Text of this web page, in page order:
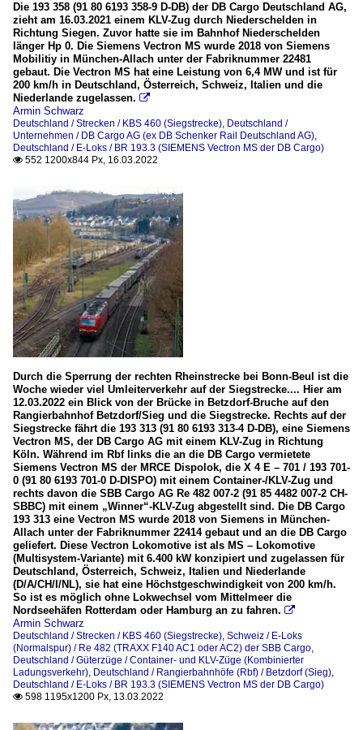
Die 193 358 (91 80 6193 358-9 D-DB) der DB Cargo Deutschland AG,
zieht am 16.03.2021 einem KLV-Zug durch Niederschelden in
Richtung Siegen. Zuvor hatte sie im Bahnhof Niederschelden
länger Hp 0. Die Siemens Vectron MS wurde 2018 von Siemens
Mobilitiy in München-Allach unter der Fabriknummer 22481
gebaut. Die Vectron MS hat eine Leistung von 6,4 MW und ist für
200 km/h in Deutschland, Österreich, Schweiz, Italien und die
Niederlande zugelassen. 
Armin Schwarz
Deutschland / Strecken / KBS 460 (Siegstrecke), Deutschland /
Unternehmen / DB Cargo AG (ex DB Schenker Rail Deutschland AG),
Deutschland / E-Loks / BR 193.3 (SIEMENS Vectron MS der DB Cargo)
 552 1200x844 Px, 16.03.2022
Durch die Sperrung der rechten Rheinstrecke bei Bonn-Beul ist die
Woche wieder viel Umleiterverkehr auf der Siegstrecke.... Hier am
12.03.2022 ein Blick von der Brücke in Betzdorf-Bruche auf den
Rangierbahnhof Betzdorf/Sieg und die Siegstrecke. Rechts auf der
Siegstrecke fährt die 193 313 (91 80 6193 313-4 D-DB), eine Siemens
Vectron MS, der DB Cargo AG mit einem KLV-Zug in Richtung
Köln. Während im Rbf links die an die DB Cargo vermietete
Siemens Vectron MS der MRCE Dispolok, die X 4 E – 701 / 193 701-
0 (91 80 6193 701-0 D-DISPO) mit einem Container-/KLV-Zug und
rechts davon die SBB Cargo AG Re 482 007-2 (91 85 4482 007-2 CH-
SBBC) mit einem „Winner“-KLV-Zug abgestellt sind. Die DB Cargo
193 313 eine Vectron MS wurde 2018 von Siemens in München-
Allach unter der Fabriknummer 22414 gebaut und an die DB Cargo
geliefert. Diese Vectron Lokomotive ist als MS – Lokomotive
(Multisystem-Variante) mit 6.400 kW konzipiert und zugelassen für
Deutschland, Österreich, Schweiz, Italien und Niederlande
(D/A/CH/I/NL), sie hat eine Höchstgeschwindigkeit von 200 km/h.
So ist es möglich ohne Lokwechsel vom Mittelmeer die
Nordseehäfen Rotterdam oder Hamburg an zu fahren. 
Armin Schwarz
Deutschland / Strecken / KBS 460 (Siegstrecke), Schweiz / E-Loks
(Normalspur) / Re 482 (TRAXX F140 AC1 oder AC2) der SBB Cargo,
Deutschland / Güterzüge / Container- und KLV-Züge (Kombinierter
Ladungsverkehr), Deutschland / Rangierbahnhöfe (Rbf) / Betzdorf (Sieg),
Deutschland / E-Loks / BR 193.3 (SIEMENS Vectron MS der DB Cargo)
 598 1195x1200 Px, 13.03.2022